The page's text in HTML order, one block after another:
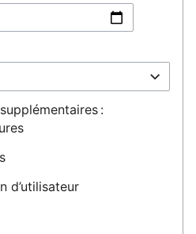
:
d’utilisateur